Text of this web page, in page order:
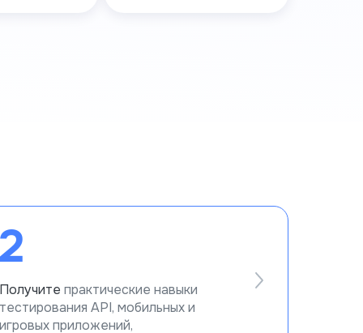
2
Получите практические навыки
тестирования API, мобильных и
игровых приложений,